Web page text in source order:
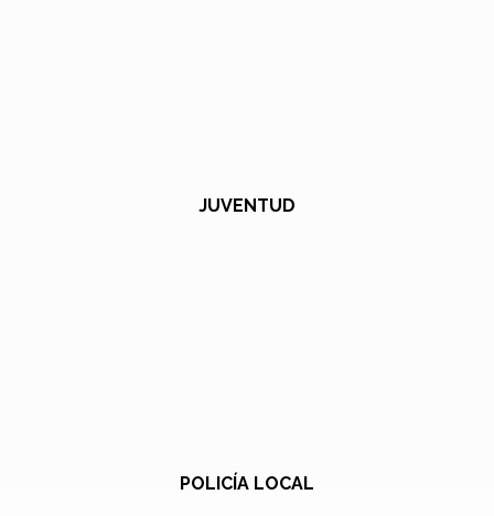
JUVENTUD
POLICÍA LOCAL